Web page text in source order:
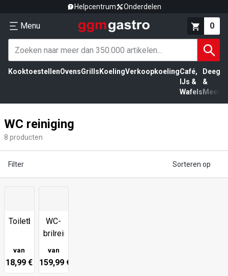
Helpcentrum Onderdelen
Menu 0
KooktoestellenOvensGrills KoelingVerkoopkoelingCafé,
IJs &
Wafels
Deeg
&
Meel
WC reiniging
8 producten
Filter Sorteren op
Toiletborstelhouder
van
18,99 €
WC-
brilreiniger
van
159,99 €